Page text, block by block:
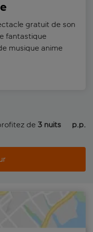
gratuit de son
fantastique
musique anime
de 3 nuits
p.p.